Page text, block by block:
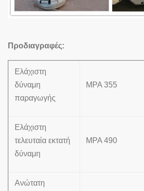
Προδιαγραφές:
Ελάχιστη
δύναμη
παραγωγής
MPA 355
Ελάχιστη
τελευταία εκτατή
δύναμη
MPA 490
Ανώτατη